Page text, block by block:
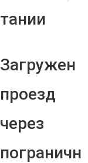
тании
Загружен
проезд
через
пограничн